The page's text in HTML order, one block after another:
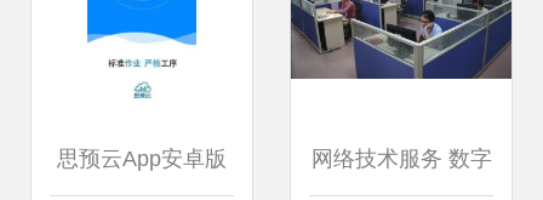
思预云App安卓版 网络技术服务 数字